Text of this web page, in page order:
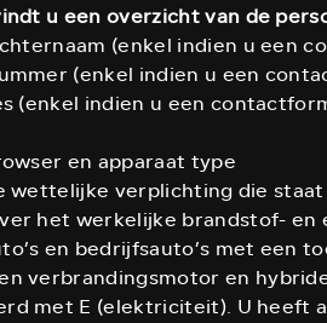
u een overzicht van de
(enkel indien u een
(enkel indien u een
(enkel indien u een
en apparaat type
wettelijke verplichting die
het werkelijke brandstof-
en bedrijfsauto’s met een
verbrandingsmotor en
met E (elektriciteit). U heeft